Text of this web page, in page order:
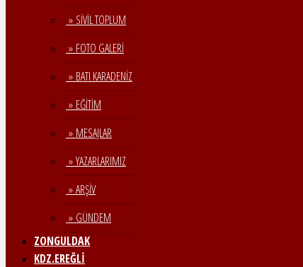
» SİVİL TOPLUM
» FOTO GALERİ
» BATI KARADENİZ
» EĞİTİM
» MESAJLAR
» YAZARLARIMIZ
» ARŞİV
» GÜNDEM
ZONGULDAK
KDZ.EREĞLİ